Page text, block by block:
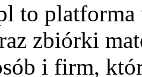
to
zbiórki
i firm,